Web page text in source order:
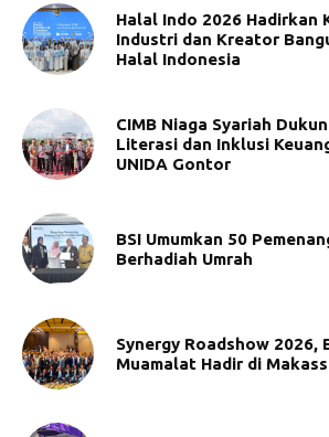
Halal Indo 2026 Hadirkan
Industri dan Kreator
Halal Indonesia
CIMB Niaga Syariah
Literasi dan Inklusi
UNIDA Gontor
BSI Umumkan 50
Berhadiah Umrah
Synergy Roadshow 2026,
Muamalat Hadir di